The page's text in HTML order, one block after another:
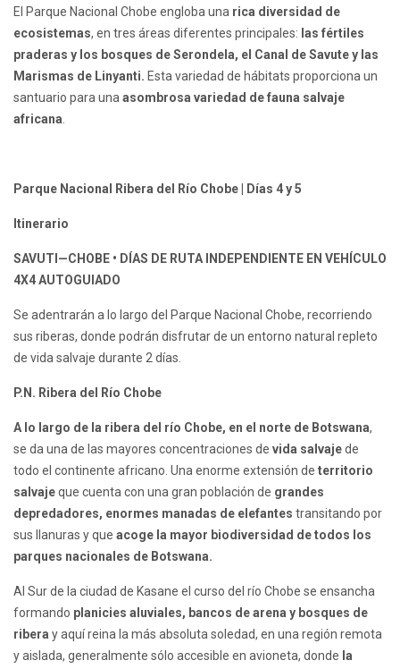
El Parque Nacional Chobe engloba una rica diversidad de
ecosistemas, en tres áreas diferentes principales: las fértiles
praderas y los bosques de Serondela, el Canal de Savute y las
Marismas de Linyanti. Esta variedad de hábitats proporciona un
santuario para unaasombrosa variedad de fauna salvaje
africana.
Parque Nacional Ribera del Río Chobe | Días 4 y 5
Itinerario
SAVUTI—CHOBE • DÍAS DE RUTA INDEPENDIENTE EN VEHÍCULO
4X4 AUTOGUIADO
Se adentrarán a lo largo del Parque Nacional Chobe, recorriendo
sus riberas, donde podrán disfrutar de un entorno natural repleto
de vida salvaje durante 2 días.
P.N. Ribera del Río Chobe
A lo largo de la ribera del río Chobe, en el norte de Botswana,
se da una de las mayores concentraciones de vida salvajede
todo el continente africano. Una enorme extensión de territorio
salvajeque cuenta con una gran población de grandes
depredadores, enormes manadas de elefantes transitando por
sus llanuras y que acoge la mayor biodiversidad de todos los
parques nacionales de Botswana.
Al Sur de la ciudad de Kasane el curso del río Chobe se ensancha
formando planicies aluviales, bancos de arena y bosques de
ribera y aquí reina la más absoluta soledad, en una región remota
y aislada, generalmente sólo accesible en avioneta, donde la